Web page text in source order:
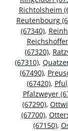
Richtolsheim
Reutenbourg
(67340),
(67320),
(67310),
(67490),
(67420),
Pfalzweyer
(67290),
(67700),
(67150),